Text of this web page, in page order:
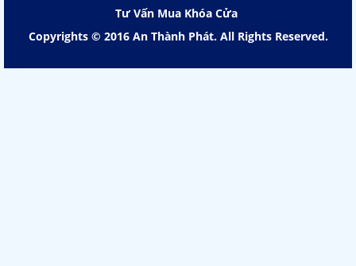
Tư Vấn Mua Khóa Cửa
Copyrights © 2016 An Thành Phát. All Rights Reserved.